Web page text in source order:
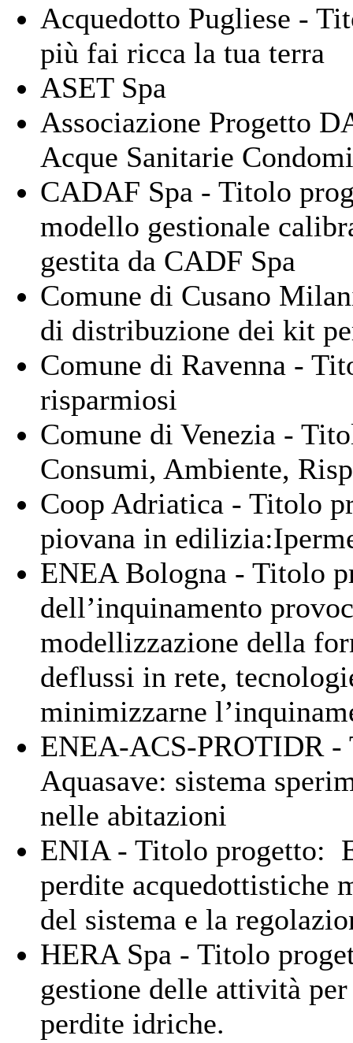
Acquedotto Pugliese -
più fai ricca la tua terra
ASET Spa
Associazione Progetto
Acque Sanitarie
CADAF Spa - Titolo
modello gestionale
gestita da CADF Spa
Comune di Cusano
di distribuzione dei kit
Comune di Ravenna -
risparmiosi
Comune di Venezia -
Consumi, Ambiente,
Coop Adriatica - Titolo
piovana in
ENEA Bologna - Titolo
dell’inquinamento
modellizzazione della
deflussi in rete,
minimizzarne
ENEA-ACS-PROTIDR -
Aquasave: sistema
nelle abitazioni
ENIA - Titolo progetto:
perdite acquedottistiche
del sistema e la
HERA Spa - Titolo
gestione delle attività
perdite idriche.